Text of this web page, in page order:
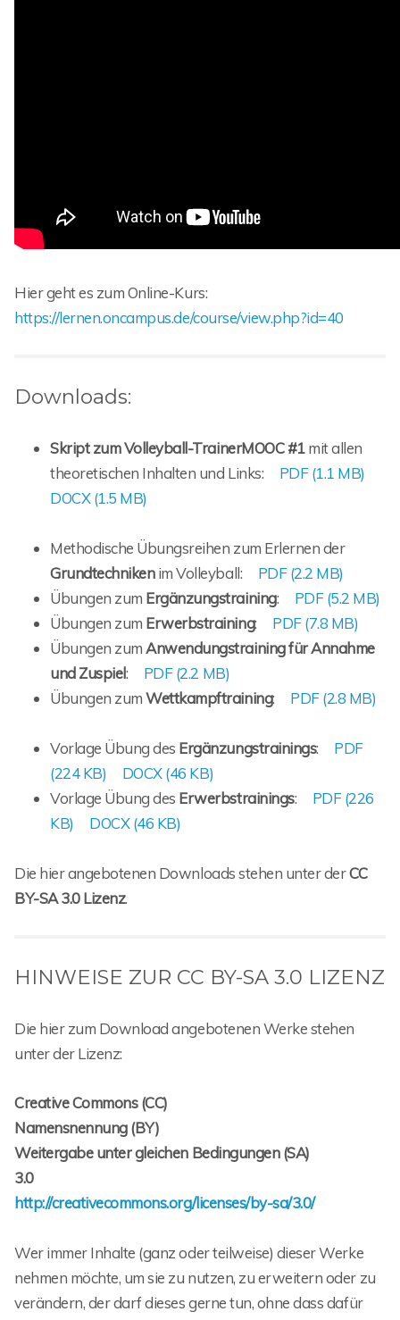
Hier geht es zum Online-Kurs:
https://lernen.oncampus.de/course/view.php?id=40
Downloads:
Skript zum Volleyball-TrainerMOOC #1mit allen
theoretischen Inhalten und Links: PDF (1.1 MB)
DOCX (1.5 MB)
Methodische Übungsreihen zum Erlernen der
Grundtechnikenim Volleyball: PDF (2.2 MB)
Übungen zum Ergänzungstraining: PDF (5.2 MB)
Übungen zum Erwerbstraining: PDF (7.8 MB)
Übungen zumAnwendungstraining für Annahme
und Zuspiel: PDF (2.2 MB)
Übungen zumWettkampftraining: PDF (2.8 MB)
Vorlage Übung des Ergänzungstrainings: PDF
(224 KB)
DOCX (46 KB)
Vorlage Übung des Erwerbstrainings: PDF (226
KB)
DOCX (46 KB)
Die hier angebotenen Downloads stehen unter derCC
BY-SA 3.0 Lizenz.
HINWEISE ZUR CC BY-SA 3.0 LIZENZ
Die hier zum Download angebotenen Werke stehen
unter der Lizenz:
Creative Commons (CC)
Namensnennung (BY)
Weitergabe unter gleichen Bedingungen (SA)
3.0
http://creativecommons.org/licenses/by-sa/3.0/
Wer immer Inhalte (ganz oder teilweise) dieser Werke
nehmen möchte, um sie zu nutzen, zu erweitern oder zu
verändern, der darf dieses gerne tun, ohne dass dafür